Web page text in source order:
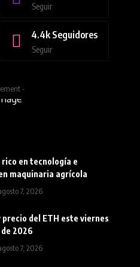
Seguir
4.4k Seguidores
Seguir
-
rico en tecnología e
maquinaria agrícola
7, 2026
del ETH este viernes
2026
7, 2026